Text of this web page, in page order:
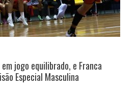
jogo equilibrado, e Franca
Especial Masculina